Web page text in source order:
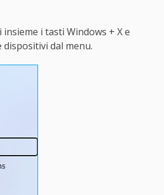
insieme i tasti Windows + X e
dispositivi dal menu.